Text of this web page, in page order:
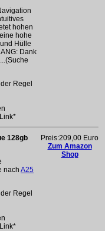
hohen
hohe
Hülle
Dank
Regel
128gb
nach A25
Regel
Preis:209,00 Euro
Zum Amazon
Shop